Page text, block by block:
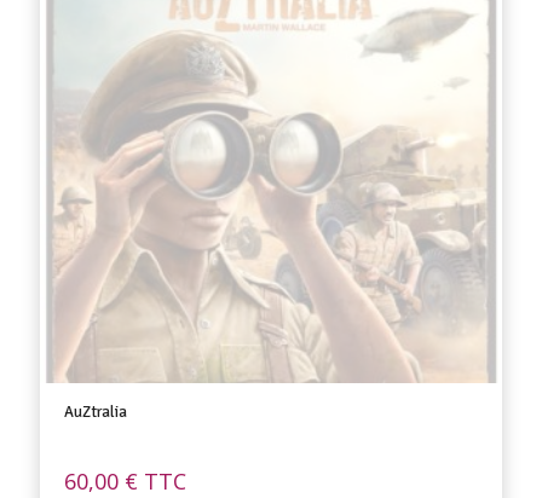
AuZtralia
60,00 € TTC